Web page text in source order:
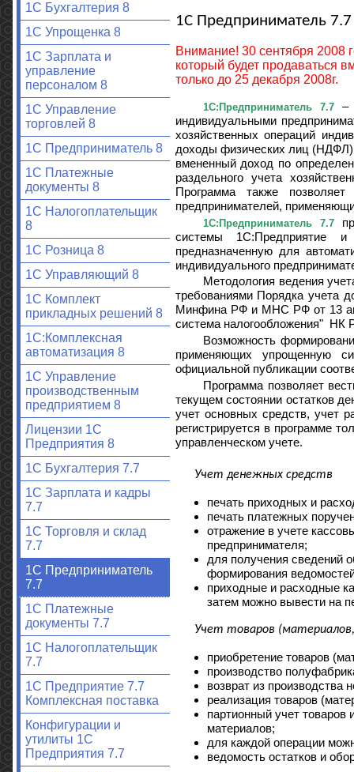
1С Бухгалтерия 8
1С Упрощенка 8
1С Зарплата и
управление
персоналом 8
1С Управление
торговлей 8
1С Предприниматель 8
1С Платежные
документы 8
1С Налогоплательщик
8
1С Розница 8
1С Управляющий 8
1С Комплект
прикладных решений 8
1С:Комплексная
автоматизация 8
1С Управление
производственным
предприятием 8
Лицензии 1С
Предприятия 8
1С Бухгалтерия 7.7
1С Зарплата и кадры
7.7
1С Торговля и склад
7.7
1С Предприниматель
7.7
1С Платежные
документы 7.7
1С Налогоплательщик
7.7
1С Предприятие 7.7
Комплексная поставка
Конфигурации и
утилиты 1С
Предприятия 7.7
1С Предприниматель 7.7
Внимание! 30 сентября 2008
который будет продаваться
только до 25 декабря 2008г.
1С:Предприниматель 7.7 –
индивидуальными
хозяйственных операций
доходы физических лиц
вмененный доход по
раздельного учета
Программа также
предпринимателей,
1С:Предприниматель 7.7
системы 1С:Предприятие и
предназначенную для
индивидуального
Методология ведения
требованиями Порядка учета
Минфина РФ и МНС РФ от 13
система налогообложения" НК
Возможность
применяющих упрощенную
официальной публикации
Программа позволяет
текущем состоянии остатков
учет основных средств, учет
регистрируется в программе
управленческом учете.
Учет денежных средств
печать приходных и
печать платежных
отражение в учете
предпринимателя;
для получения сведений
формирования
приходные и расходные
затем можно вывести на
Учет товаров
приобретение товаров
производство
возврат из производства
реализация товаров
партионный учет товаров
материалов;
для каждой операции
ведомость остатков и